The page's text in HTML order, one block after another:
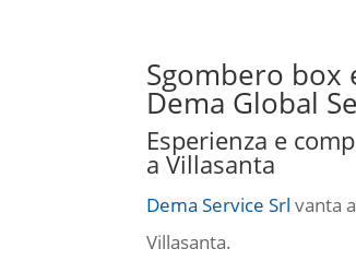
Sgombero box
Dema Global
Esperienza e
a Villasanta
Dema Service Srl vanta
Villasanta.